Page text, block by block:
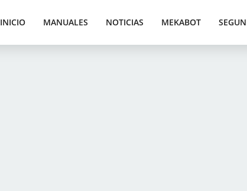
INICIO MANUALES NOTICIAS MEKABOT